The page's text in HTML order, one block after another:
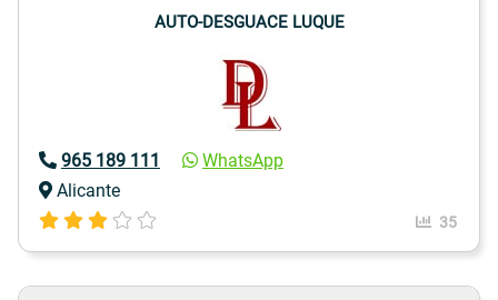
AUTO-DESGUACE LUQUE
965 189 111
WhatsApp
Alicante
35